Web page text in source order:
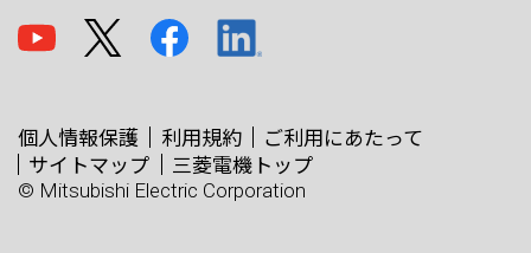
個人情報保護 利用規約
ご利用にあたって
サイトマップ
三菱電機トップ
© Mitsubishi Electric Corporation